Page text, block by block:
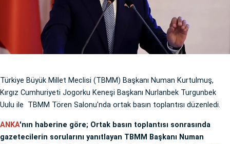
Türkiye Büyük Millet Meclisi (TBMM) Başkanı Numan Kurtulmuş,
Kırgız Cumhuriyeti Jogorku Keneşi Başkanı Nurlanbek Turgunbek
Uulu ile TBMM Tören Salonu'nda ortak basın toplantısı düzenledi.
ANKA'nın haberine göre; Ortak basın toplantısı sonrasında
gazetecilerin sorularını yanıtlayan TBMM Başkanı Numan